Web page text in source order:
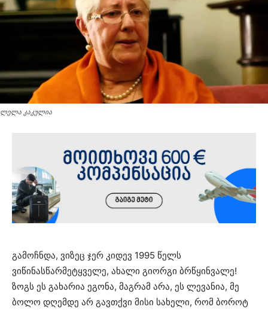
ლელა კაკულია
გამოჩნდა, ვიზეც ჯერ კიდევ 1995 წელს
ვიწინასწარმეტყველე, ახალი გიორგი ბრწყინვალე!
ზოგს ეს გახარია ეგონა, მაგრამ არა, ეს ლევანია, მე
ბოლო დღემდე არ გავთქვი მისი სახელი, რომ ბოროტ